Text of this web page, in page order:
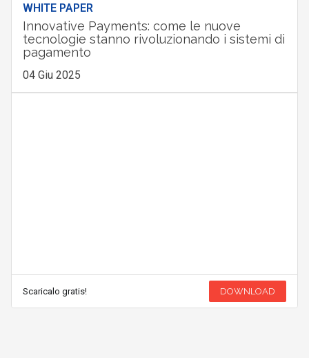
WHITE PAPER
Innovative Payments: come le nuove
tecnologie stanno rivoluzionando i sistemi di
pagamento
04 Giu 2025
Scaricalo gratis! DOWNLOAD